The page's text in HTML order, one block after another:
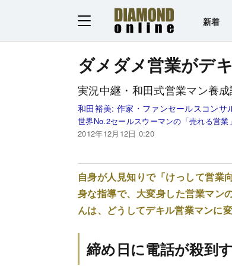
新着
ダメダメ営業がデ
実況中継・和田式営業マン養
和田裕美: 作家・ファンセールスコンサ
世界No.2セールスウーマンの「売れる営業
2012年12月12日 0:20
自身が人見知りで「けっして営業
身な指導で、大変身した営業マン
んは、どうしてデキル営業マンに
締め日に電話が殺到